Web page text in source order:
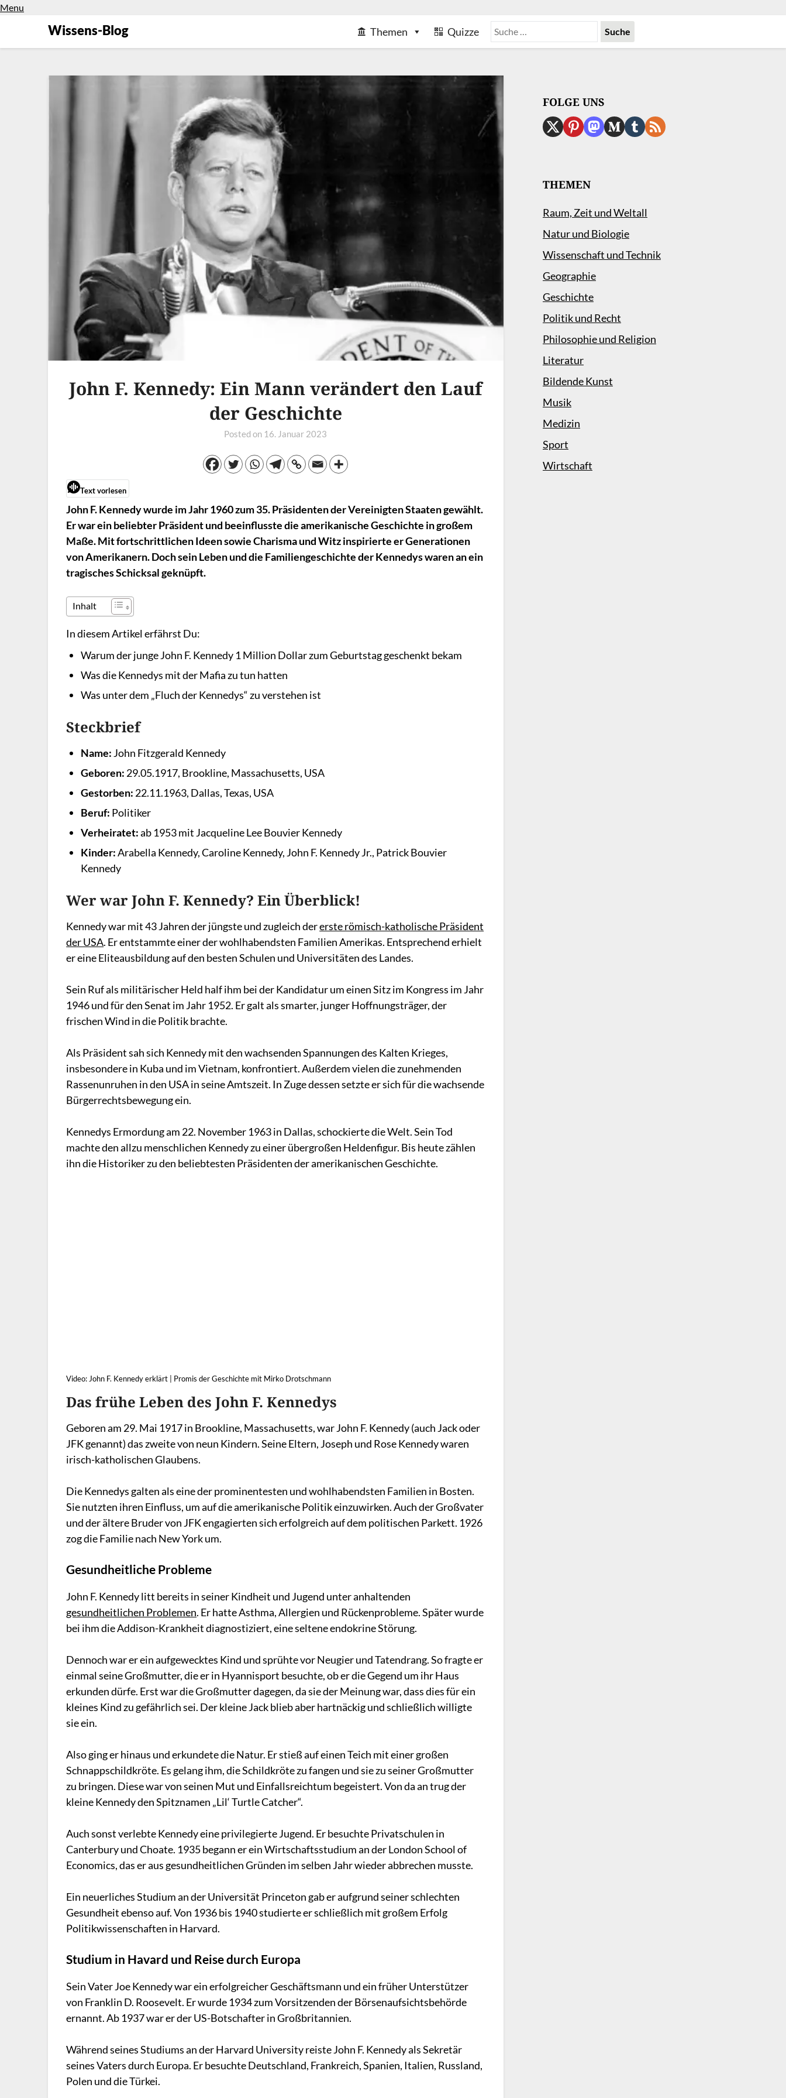
Menu
Wissens-Blog Themen Quizze
John F. Kennedy: Ein Mann verändert den Lauf
der Geschichte
Posted on 16. Januar 2023
Text vorlesen
John F. Kennedy wurde im Jahr 1960 zum 35. Präsidenten der Vereinigten Staaten gewählt.
Er war ein beliebter Präsident und beeinflusste die amerikanische Geschichte in großem
Maße. Mit fortschrittlichen Ideen sowie Charisma und Witz inspirierte er Generationen
von Amerikanern. Doch sein Leben und die Familiengeschichte der Kennedys waren an ein
tragisches Schicksal geknüpft.
Inhalt
In diesem Artikel erfährst Du:
Warum der junge John F. Kennedy 1 Million Dollar zum Geburtstag geschenkt bekam
Was die Kennedys mit der Mafia zu tun hatten
Was unter dem „Fluch der Kennedys“ zu verstehen ist
Steckbrief
Name: John Fitzgerald Kennedy
Geboren: 29.05.1917, Brookline, Massachusetts, USA
Gestorben: 22.11.1963, Dallas, Texas, USA
Beruf: Politiker
Verheiratet:ab 1953 mit Jacqueline Lee Bouvier Kennedy
Kinder:Arabella Kennedy, Caroline Kennedy, John F. Kennedy Jr., Patrick Bouvier
Kennedy
Wer war John F. Kennedy? Ein Überblick!
Kennedy war mit 43 Jahren der jüngste und zugleich dererste römisch-katholische Präsident
der USA. Er entstammte einer der wohlhabendsten Familien Amerikas. Entsprechend erhielt
er eine Eliteausbildung auf den besten Schulen und Universitäten des Landes.
Sein Ruf als militärischer Held half ihm bei der Kandidatur um einen Sitz im Kongress im Jahr
1946 und für den Senat im Jahr 1952. Er galt als smarter, junger Hoffnungsträger, der
frischen Wind in die Politik brachte.
Als Präsident sah sich Kennedy mit den wachsenden Spannungen des Kalten Krieges,
insbesondere in Kuba und im Vietnam, konfrontiert. Außerdem vielen die zunehmenden
Rassenunruhen in den USA in seine Amtszeit. In Zuge dessen setzte er sich für die wachsende
Bürgerrechtsbewegung ein.
Kennedys Ermordung am 22. November 1963 in Dallas, schockierte die Welt. Sein Tod
machte den allzu menschlichen Kennedy zu einer übergroßen Heldenfigur. Bis heute zählen
ihn die Historiker zu den beliebtesten Präsidenten der amerikanischen Geschichte.
Video: John F. Kennedy erklärt | Promis der Geschichte mit Mirko Drotschmann
Das frühe Leben des John F. Kennedys
Geboren am 29. Mai 1917 in Brookline, Massachusetts, war John F. Kennedy (auch Jack oder
JFK genannt) das zweite von neun Kindern. Seine Eltern, Joseph und Rose Kennedy waren
irisch-katholischen Glaubens.
Die Kennedys galten als eine der prominentesten und wohlhabendsten Familien in Bosten.
Sie nutzten ihren Einfluss, um auf die amerikanische Politik einzuwirken. Auch der Großvater
und der ältere Bruder von JFK engagierten sich erfolgreich auf dem politischen Parkett. 1926
zog die Familie nach New York um.
Gesundheitliche Probleme
John F. Kennedy litt bereits in seiner Kindheit und Jugend unter anhaltenden
gesundheitlichen Problemen. Er hatte Asthma, Allergien und Rückenprobleme. Später wurde
bei ihm die Addison-Krankheit diagnostiziert, eine seltene endokrine Störung.
Dennoch war er ein aufgewecktes Kind und sprühte vor Neugier und Tatendrang. So fragte er
einmal seine Großmutter, die er in Hyannisport besuchte, ob er die Gegend um ihr Haus
erkunden dürfe. Erst war die Großmutter dagegen, da sie der Meinung war, dass dies für ein
kleines Kind zu gefährlich sei. Der kleine Jack blieb aber hartnäckig und schließlich willigte
sie ein.
Also ging er hinaus und erkundete die Natur. Er stieß auf einen Teich mit einer großen
Schnappschildkröte. Es gelang ihm, die Schildkröte zu fangen und sie zu seiner Großmutter
zu bringen. Diese war von seinen Mut und Einfallsreichtum begeistert. Von da an trug der
kleine Kennedy den Spitznamen „Lil‘ Turtle Catcher“.
Auch sonst verlebte Kennedy eine privilegierte Jugend. Er besuchte Privatschulen in
Canterbury und Choate. 1935 begann er ein Wirtschaftsstudium an der London School of
Economics, das er aus gesundheitlichen Gründen im selben Jahr wieder abbrechen musste.
Ein neuerliches Studium an der Universität Princeton gab er aufgrund seiner schlechten
Gesundheit ebenso auf. Von 1936 bis 1940 studierte er schließlich mit großem Erfolg
Politikwissenschaften in Harvard.
Studium in Havard und Reise durch Europa
Sein Vater Joe Kennedy war ein erfolgreicher Geschäftsmann und ein früher Unterstützer
von Franklin D. Roosevelt. Er wurde 1934 zum Vorsitzenden der Börsenaufsichtsbehörde
ernannt. Ab 1937 war er der US-Botschafter in Großbritannien.
Während seines Studiums an der Harvard University reiste John F. Kennedy als Sekretär
seines Vaters durch Europa. Er besuchte Deutschland, Frankreich, Spanien, Italien, Russland,
Polen und die Türkei.
FOLGE UNS
THEMEN
Raum, Zeit und Weltall
Natur und Biologie
Wissenschaft und Technik
Geographie
Geschichte
Politik und Recht
Philosophie und Religion
Literatur
Bildende Kunst
Musik
Medizin
Sport
Wirtschaft